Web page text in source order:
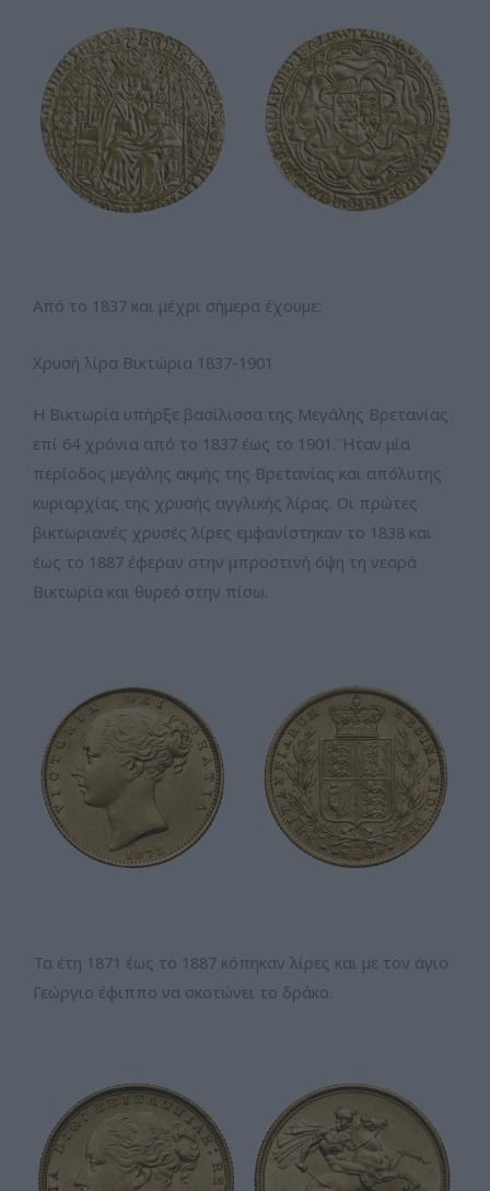
Από το 1837 και μέχρι σήμερα έχουμε:
Χρυσή λίρα Βικτώρια 1837-1901
Η Βικτωρία υπήρξε βασίλισσα της Μεγάλης Βρετανίας
επί 64 χρόνια από το 1837 έως το 1901. Ήταν μία
περίοδος μεγάλης ακμής της Βρετανίας και απόλυτης
κυριαρχίας της χρυσής αγγλικής λίρας. Οι πρώτες
βικτωριανές χρυσές λίρες εμφανίστηκαν το 1838 και
έως το 1887 έφεραν στην μπροστινή όψη τη νεαρά
Βικτωρία και θυρεό στην πίσω.
Τα έτη 1871 έως το 1887 κόπηκαν λίρες και με τον άγιο
Γεώργιο έφιππο να σκοτώνει το δράκο.